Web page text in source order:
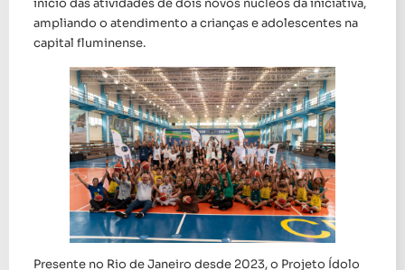
início das atividades de dois novos núcleos da iniciativa,
ampliando o atendimento a crianças e adolescentes na
capital fluminense.
Presente no Rio de Janeiro desde 2023, o Projeto Ídolo